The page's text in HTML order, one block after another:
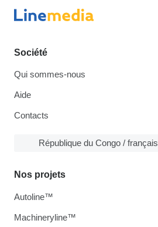
Société
Qui sommes-nous
Aide
Contacts
République du Congo / français
Nos projets
Autoline™
Machineryline™